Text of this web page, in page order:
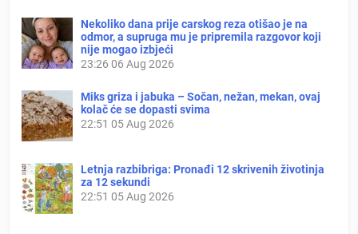
Nekoliko dana prije carskog reza otišao je na
odmor, a supruga mu je pripremila razgovor koji
nije mogao izbjeći
23:26 06 Aug 2026
Miks griza i jabuka – Sočan, nežan, mekan, ovaj
kolač će se dopasti svima
22:51 05 Aug 2026
Letnja razbibriga: Pronađi 12 skrivenih životinja
za 12 sekundi
22:51 05 Aug 2026